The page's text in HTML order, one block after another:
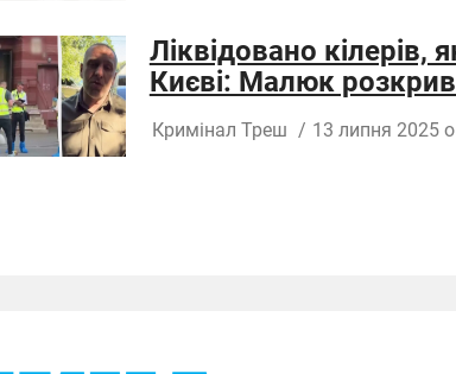
Ліквідовано кілерів,
Києві: Малюк розкрив
Кримінал Треш / 13 липня 2025